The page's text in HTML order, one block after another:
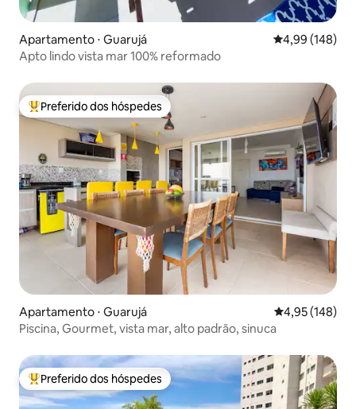
Apartamento ⋅ Guarujá 4,99 de uma
4,99 (148)
Apto lindo vista mar 100% reformado
Entre os melhores preferidos dos hóspedes
Preferido dos hóspedes
Apartamento ⋅ Guarujá 4,95 de uma
4,95 (148)
Piscina, Gourmet, vista mar, alto padrão, sinuca
Entre os melhores preferidos dos hóspedes
Preferido dos hóspedes